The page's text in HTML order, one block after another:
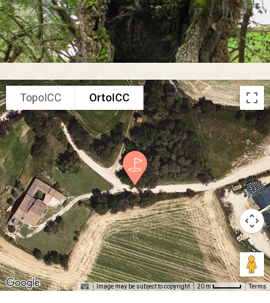
TopoICC OrtoICC
Image may be subject to copyright 20 m Terms